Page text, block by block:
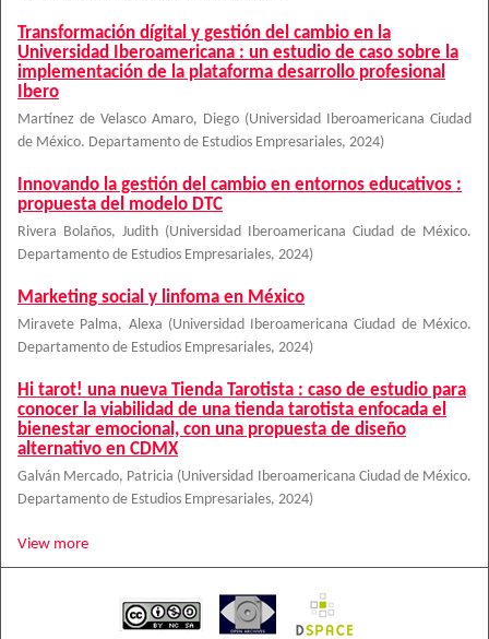
Transformación dígital y gestión del cambio en la
Universidad Iberoamericana : un estudio de caso sobre la
implementación de la plataforma desarrollo profesional
Ibero
Martínez de Velasco Amaro, Diego (Universidad Iberoamericana Ciudad
de México. Departamento de Estudios Empresariales, 2024)
Innovando la gestión del cambio en entornos educativos :
propuesta del modelo DTC
Rivera Bolaños, Judith (Universidad Iberoamericana Ciudad de México.
Departamento de Estudios Empresariales, 2024)
Marketing social y linfoma en México
Miravete Palma, Alexa (Universidad Iberoamericana Ciudad de México.
Departamento de Estudios Empresariales, 2024)
Hi tarot! una nueva Tienda Tarotista : caso de estudio para
conocer la viabilidad de una tienda tarotista enfocada el
bienestar emocional, con una propuesta de diseño
alternativo en CDMX
Galván Mercado, Patricia (Universidad Iberoamericana Ciudad de México.
Departamento de Estudios Empresariales, 2024)
View more